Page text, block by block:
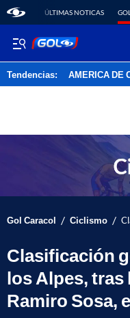
ÚLTIMAS NOTICAS
Tendencias: AMERICA DE
Gol Caracol / Ciclismo /
Clasificación
los Alpes, tras
Ramiro Sosa,